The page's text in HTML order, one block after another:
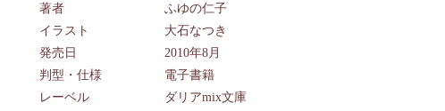
著者
ふゆの仁子
イラスト
大石なつき
発売日
2010年8月
判型・仕様
電子書籍
レーベル
ダリアmix文庫